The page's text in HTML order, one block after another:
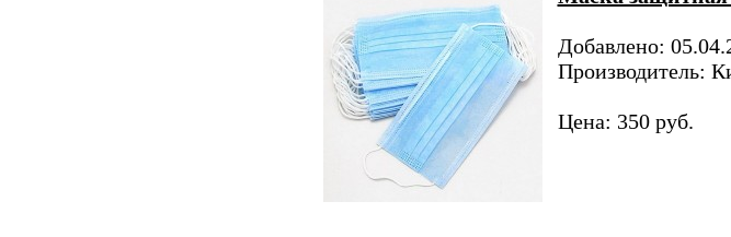
Добавлено:
Производитель:
Цена: 350 руб.